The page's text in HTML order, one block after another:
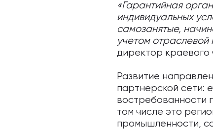
«Гарантийная
индивидуальных
самозанятые,
учетом отраслевой
директор краевого
Развитие
партнерской сети:
востребованности
том числе это
промышленности,